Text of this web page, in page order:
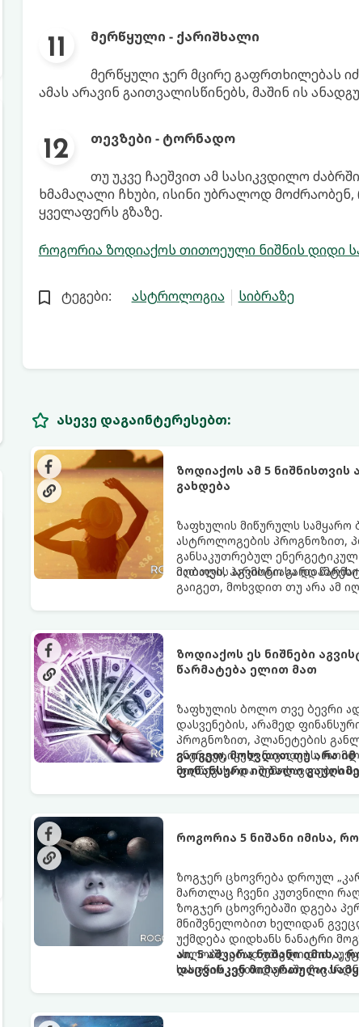
მერწყული - ქარიშხალი
მერწყული ჯერ მცირე გაფრთხილებას
ამას არავინ გაითვალისწინებს, მაშინ ის
თევზები - ტორნადო
თუ უკვე ჩაეშვით ამ სასიკვდილო
ხმამაღალი ჩხუბი, ისინი უბრალოდ
ყველაფერს გზაზე.
როგორია ზოდიაქოს თითოეული ნიშნის დიდი
ტეგები: ასტროლოგია სიბრაზე
ასევე დაგაინტერესებთ:
ზოდიაქოს ამ 5
გახდება
ზაფხულის მიწურულს სამყარო
ასტროლოგების პროგნოზით,
განსაკუთრებულ
იღბალს, ჰარმონიასა და
მათთვის აგვისტო
გაიგეთ, მოხვდით თუ არა ამ
ზოდიაქოს ეს ნიშნები
წარმატება ელით მათ
ზაფხულის ბოლო თვე ბევრი
დასვენების, არამედ
პროგნოზით, პლანეტების
ენერგეტიკულ ნაკადებს,
მიღწევასა და შემოსავლების
გაიგეთ, მოხვდით თუ არა
ფინანსური იღბალი
როგორია 5 ნიშანი იმისა,
ზოგჯერ ცხოვრება დროულ
მართლაც ჩვენი კუთვნილი
ზოგჯერ ცხოვრებაში დგება
მნიშვნელობით ხელიდან
უქმდება დიდხანს ნანატრი
ახლობლებად ვთვლიდით,
სასოწარკვეთილებაში
აი, 5 აშკარა ნიშანი
დაცვისკენ მიმართული